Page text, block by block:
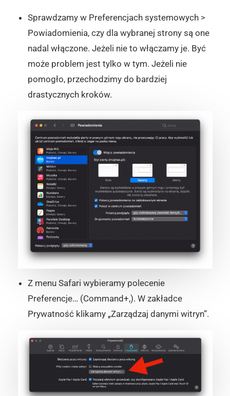
Sprawdzamy w Preferencjach systemowych >
Powiadomienia, czy dla wybranej strony są one
nadal włączone. Jeżeli nie to włączamy je. Być
może problem jest tylko w tym. Jeżeli nie
pomogło, przechodzimy do bardziej
drastycznych kroków.
Z menu Safari wybieramy polecenie
Preferencje… (Command+,). W zakładce
Prywatność klikamy „Zarządzaj danymi witryn”.